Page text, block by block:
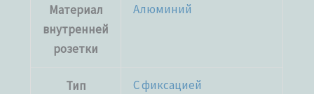
Материал
внутренней
розетки
Алюминий
Тип
С фиксацией